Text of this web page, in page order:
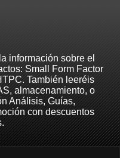
información sobre el
Small Form Factor
También leeréis
almacenamiento, o
Análisis, Guías,
con descuentos